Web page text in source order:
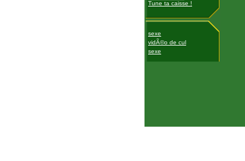
Tune ta caisse !
sexe
vidÃ©o de cul
sexe